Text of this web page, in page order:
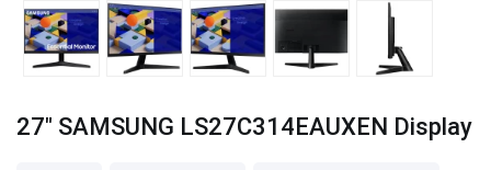
27" SAMSUNG LS27C314EAUXEN Display